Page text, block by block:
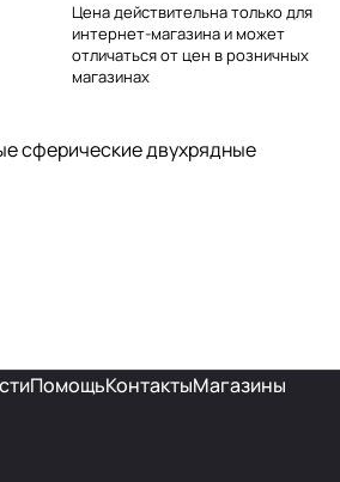
Цена действительна только для
интернет-магазина и может
отличаться от цен в розничных
магазинах
сферические двухрядные
ПомощьКонтактыМагазины